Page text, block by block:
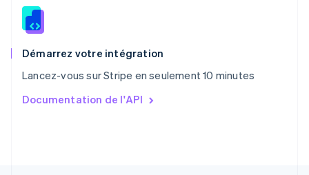
Démarrez votre intégration
Lancez-vous sur Stripe en seulement 10 minutes
Documentation de l'API
Roumanie
Royaume-Uni
English
English简体中文
English